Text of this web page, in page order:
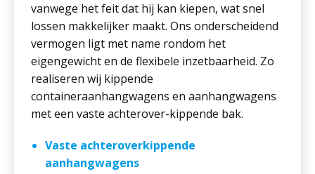
vanwege het feit dat hij kan kiepen, wat snel
lossen makkelijker maakt. Ons onderscheidend
vermogen ligt met name rondom het
eigengewicht en de flexibele inzetbaarheid. Zo
realiseren wij kippende
containeraanhangwagens en aanhangwagens
met een vaste achterover-kippende bak.
Vaste achteroverkippende
aanhangwagens